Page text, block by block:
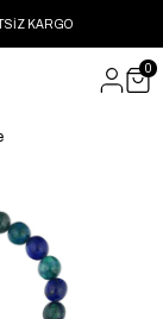
KARGO
0